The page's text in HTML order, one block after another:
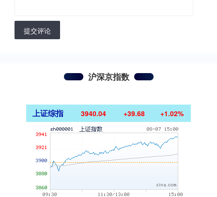
提交评论
沪深京指数
上证综指 3940.04 +39.68 +1.02%